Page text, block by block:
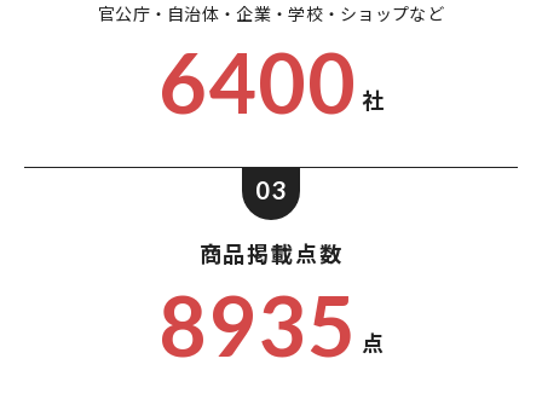
官公庁・自治体・企業・学校・ショップなど
6400 社
03
商品掲載点数
8935 点